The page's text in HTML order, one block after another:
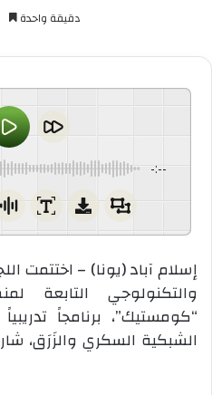
دقيقة واحدة
-:--
إسلام آباد (يونا) – اختتمت
والتكنولوجي التابعة
“كومستيك”، برنامجاً